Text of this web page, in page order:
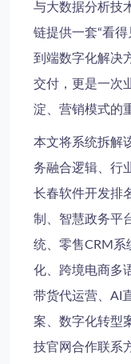
与大数据分析技
链提供一套“看
到端数字化解决
交付，更是一次
淀、营销模式的
本文将系统拆解
务融合逻辑、行
长春软件开发排
制、智慧政务平
统、零售CRM系
化、跨境电商多
带货代运营、AI
案、数字化转型
技官网合作联系